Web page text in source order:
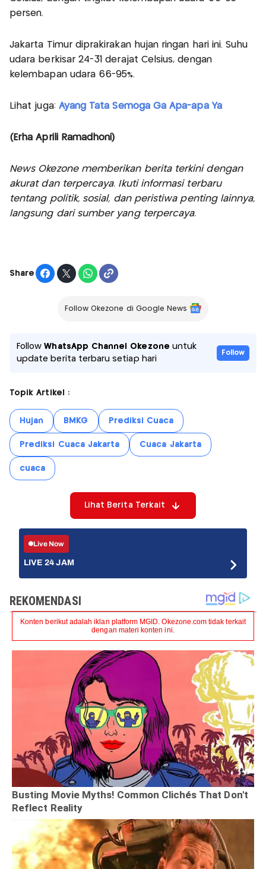
persen.
Jakarta Timur diprakirakan hujan ringan hari ini. Suhu
udara berkisar 24-31 derajat Celsius, dengan
kelembapan udara 66-95%.
Lihat juga: Ayang Tata Semoga Ga Apa-apa Ya
(Erha Aprili Ramadhoni)
News Okezone memberikan berita terkini dengan
akurat dan terpercaya. Ikuti informasi terbaru
tentang politik, sosial, dan peristiwa penting lainnya,
langsung dari sumber yang terpercaya.
Share
Follow Okezone di Google News
FollowWhatsApp Channel Okezone untuk
update berita terbaru setiap hari
Follow
Topik Artikel :
Hujan BMKG Prediksi Cuaca
Prediksi Cuaca Jakarta Cuaca Jakarta
cuaca
Lihat Berita Terkait
Live Now
LIVE 24 JAM